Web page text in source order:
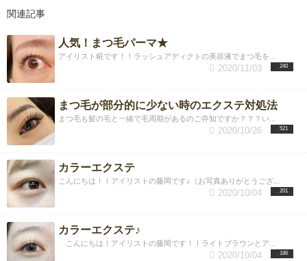
関連記事
人気！まつ毛パーマ★
アイリスト糀です！！ラッシュアディクトの美容液でまつ毛を...
240
2020/11/03
まつ毛が部分的に少ない時のエクステ対処法
まつ毛も髪の毛と一緒で毛周期があるのご存知ですか？？？い...
521
2020/10/26
カラーエクステ
こんにちは！！アイリストの藤岡です♪（お写真ありがとうござ...
201
2020/10/04
カラーエクステ♪
こんにちは！アイリストの藤岡です！！ライトブラウンとア...
186
2020/10/04